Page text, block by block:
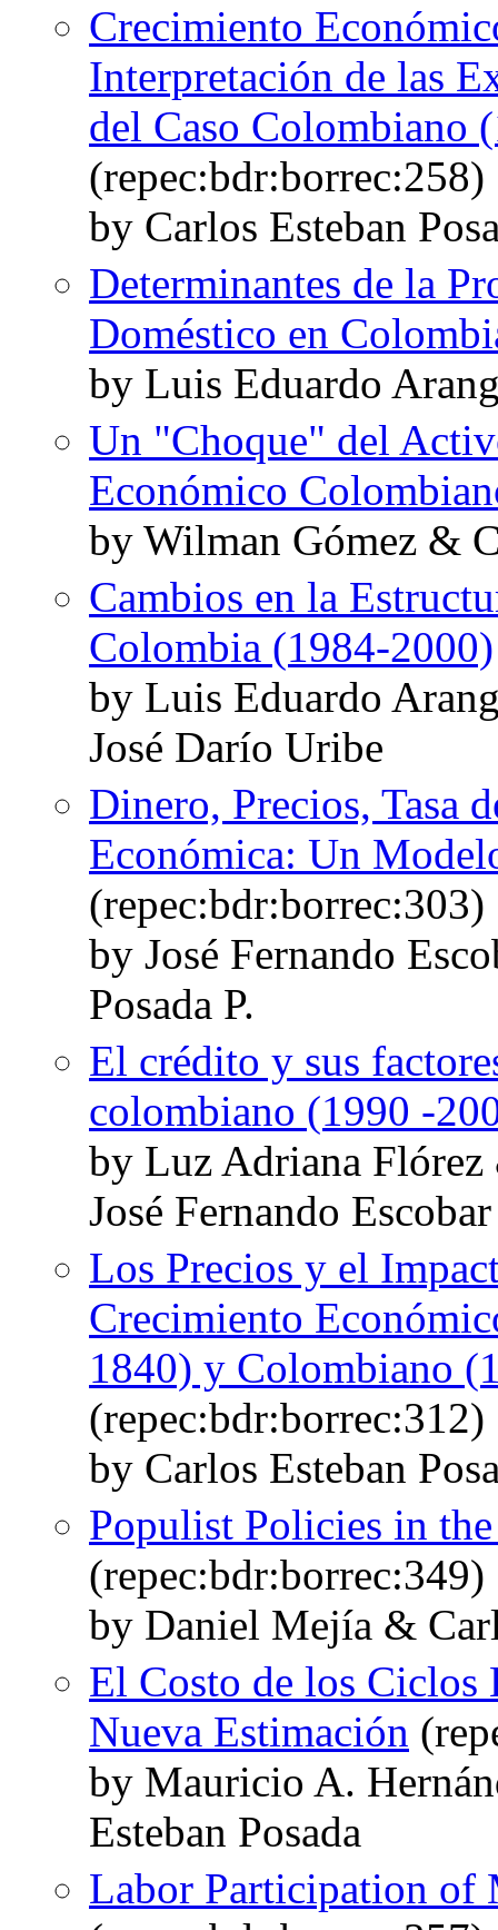
Crecimiento
Interpretación de las
del Caso Colombiano
(repec:bdr:borrec:258)
by Carlos Esteban
Determinantes de la
Doméstico en
by Luis Eduardo
Un "Choque" del
Económico
by Wilman Gómez &
Cambios en la
Colombia (1984-2000)
by Luis Eduardo
José Darío Uribe
Dinero, Precios, Tasa
Económica: Un
(repec:bdr:borrec:303)
by José Fernando
Posada P.
El crédito y sus
colombiano (1990 -
by Luz Adriana Flórez
José Fernando Escobar
Los Precios y el
Crecimiento
1840) y Colombiano
(repec:bdr:borrec:312)
by Carlos Esteban
Populist Policies in
(repec:bdr:borrec:349)
by Daniel Mejía &
El Costo de los Ciclos
Nueva Estimación
by Mauricio A.
Esteban Posada
Labor Participation of